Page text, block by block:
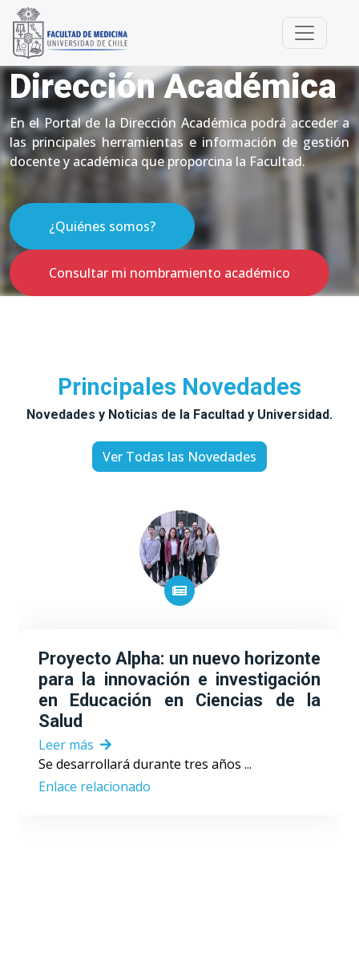
Dirección Académica
En el Portal de la Dirección Académica podrá acceder a
las principales herramientas e información de gestión
docente y académica que proporcina la Facultad.
¿Quiénes somos?
Consultar mi nombramiento académico
Principales Novedades
Novedades y Noticias de la Facultad y Universidad.
Ver Todas las Novedades
Proyecto Alpha: un nuevo horizonte
para la innovación e investigación
en Educación en Ciencias de la
Salud
Leer más
Se desarrollará durante tres años ...
Enlace relacionado